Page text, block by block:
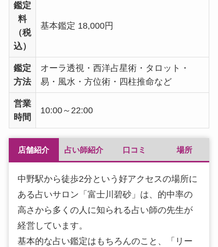
鑑定
料
（税
込）
基本鑑定 18,000円
鑑定
方法
オーラ透視・西洋占星術・タロット・
易・風水・方位術・四柱推命など
営業
時間
10:00～22:00
店舗紹介 占い師紹介 口コミ 場所
中野駅から徒歩2分という好アクセスの場所に
ある占いサロン「富士川碧砂」は、的中率の
高さから多くの人に知られる占い師の先生が
経営しています。
基本的な占い鑑定はもちろんのこと、「リー